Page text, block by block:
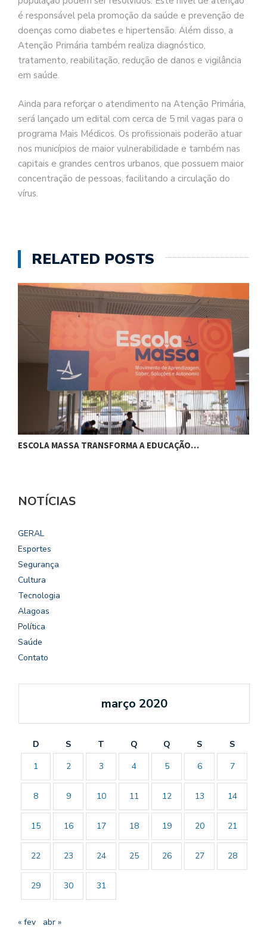
é responsável pela promoção da saúde e prevenção de
doenças como diabetes e hipertensão. Além disso, a
Atenção Primária também realiza diagnóstico,
tratamento, reabilitação, redução de danos e vigilância
em saúde.
Ainda para reforçar o atendimento na Atenção Primária,
será lançado um edital com cerca de 5 mil vagas para o
programa Mais Médicos. Os profissionais poderão atuar
nos municípios de maior vulnerabilidade e também nas
capitais e grandes centros urbanos, que possuem maior
concentração de pessoas, facilitando a circulação do
vírus.
RELATED POSTS
ESCOLA MASSA TRANSFORMA A EDUCAÇÃO…
NOTÍCIAS
GERAL
Esportes
Segurança
Cultura
Tecnologia
Alagoas
Política
Saúde
Contato
março 2020
D S T Q Q S
S
1
2 3 4 5 6 7
8 9 10 11 12 13 14
15 16 17 18 19 20 21
22 23 24 25 26 27 28
29 30 31
« fev abr »